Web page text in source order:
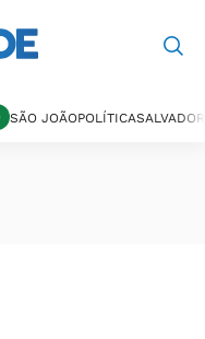
SÃO JOÃOPOLÍTICASALVADOR